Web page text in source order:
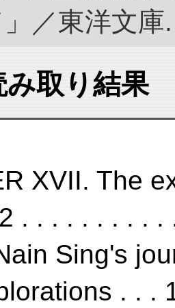
／東洋文
み取り結果
XVII. The
. . . . . . . . . .
Sing's
. . .